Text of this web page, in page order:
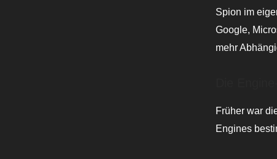
Spion im
Google,
mehr
Früher war
Engines